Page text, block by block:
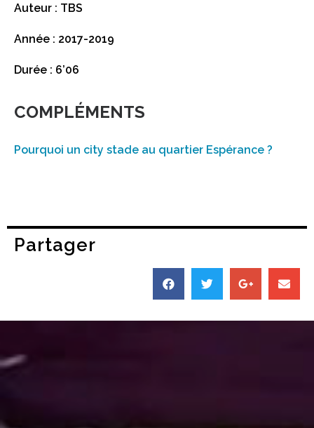
Auteur : TBS
Année : 2017-2019
Durée : 6’06
COMPLÉMENTS
Pourquoi un city stade au quartier Espérance ?
Partager